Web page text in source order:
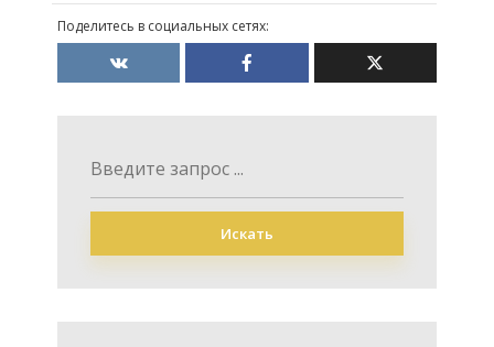
Поделитесь в социальных сетях:
Искать